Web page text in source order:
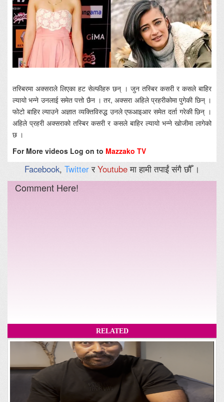
तस्बिरमा अक्सराले लिएका हट सेल्फीहरु छन् । जुन तस्बिर कसरी र कसले बाहिर
ल्यायो भन्ने उनलाई समेत पत्तो छैन । तर, अक्सरा अहिले प्रहरीकोमा पुगेकी छिन् ।
फोटो बाहिर ल्याउने अज्ञात व्यक्तिविरुद्ध उनले एफआइआर समेत दर्ता गरेकी छिन् ।
अहिले प्रहरी अक्सराको तस्बिर कसरी र कसले बाहिर ल्यायो भन्ने खोजीमा लागेको
छ ।
For More videos Log on to Mazzako TV
Facebook, TwitterरYoutubeमा हामी तपाईं संगै छौँ ।
Comment Here!
RELATED